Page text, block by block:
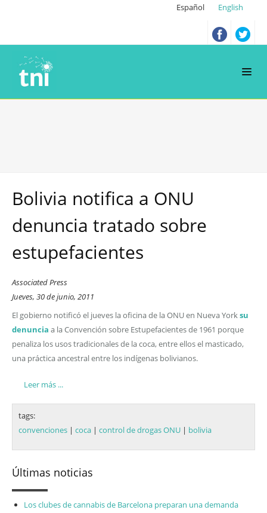
Español English
Bolivia notifica a ONU
denuncia tratado sobre
estupefacientes
Associated Press
Jueves, 30 de junio, 2011
El gobierno notificó el jueves la oficina de la ONU en Nueva Yorksu
denuncia a la Convención sobre Estupefacientes de 1961 porque
penaliza los usos tradicionales de la coca, entre ellos el masticado,
una práctica ancestral entre los indígenas bolivianos.
Leer más ...
tags:
convenciones | coca | control de drogas ONU | bolivia
Últimas noticias
Los clubes de cannabis de Barcelona preparan una demanda